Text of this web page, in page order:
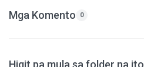
Mga Komento 0
Higit pa mula sa folder na ito